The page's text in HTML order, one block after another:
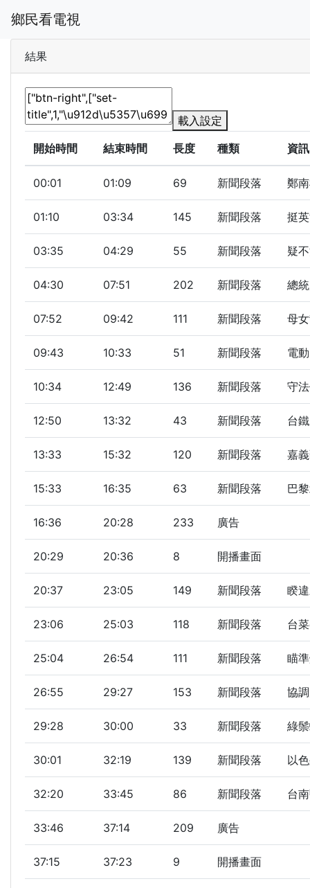
鄉民看電視
結果
載入設定
開始時間
結束時間 長度 種類 資訊
00:01 01:09 69 新聞段落 鄭
01:10 03:34 145 新聞段落 挺
03:35 04:29 55 新聞段落 疑
04:30 07:51 202 新聞段落 總
07:52 09:42 111 新聞段落 母
09:43 10:33 51 新聞段落 電
10:34 12:49 136 新聞段落 守
12:50 13:32 43 新聞段落 台
13:33 15:32 120 新聞段落 嘉
15:33 16:35 63 新聞段落 巴
16:36 20:28 233 廣告
20:29 20:36 8 開播畫面
20:37 23:05 149 新聞段落 睽
23:06 25:03 118 新聞段落 台
25:04 26:54 111 新聞段落 瞄
26:55 29:27 153 新聞段落 協
29:28 30:00 33 新聞段落 綠
30:01 32:19 139 新聞段落 以
32:20 33:45 86 新聞段落 台
33:46 37:14 209 廣告
37:15 37:23 9 開播畫面